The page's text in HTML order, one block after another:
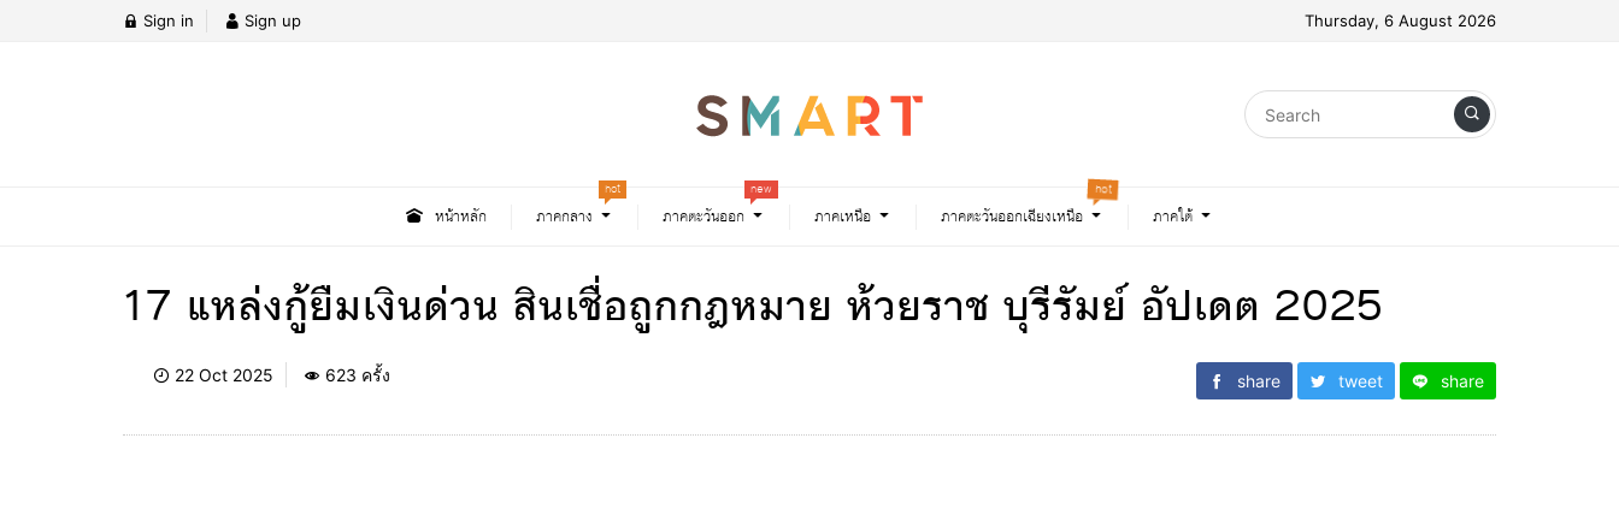
Sign in Sign up Thursday, 6 August 2026
หน้าหลัก ภาคกลาง
hot
ภาคตะวันออก
new
ภาคเหนือ ภาคตะวันออกเฉียงเหนือ
hot
ภาคใต้
17 แหล่งกู้ยืมเงินด่วน สินเชื่อถูกกฎหมาย ห้วยราช บุรีรัมย์ อัปเดต 2025
22 Oct 2025 623 ครั้ง share tweet share